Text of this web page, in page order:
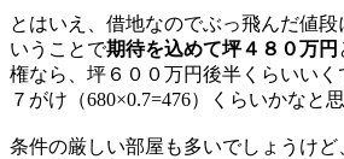
とはいえ、借地なのでぶっ飛んだ値
いうことで期待を込めて坪４８０万円
権なら、坪６００万円後半くらいい
７がけ（680×0.7=476）くらいかなと
条件の厳しい部屋も多いでしょうけど